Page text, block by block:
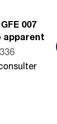
007
apparent